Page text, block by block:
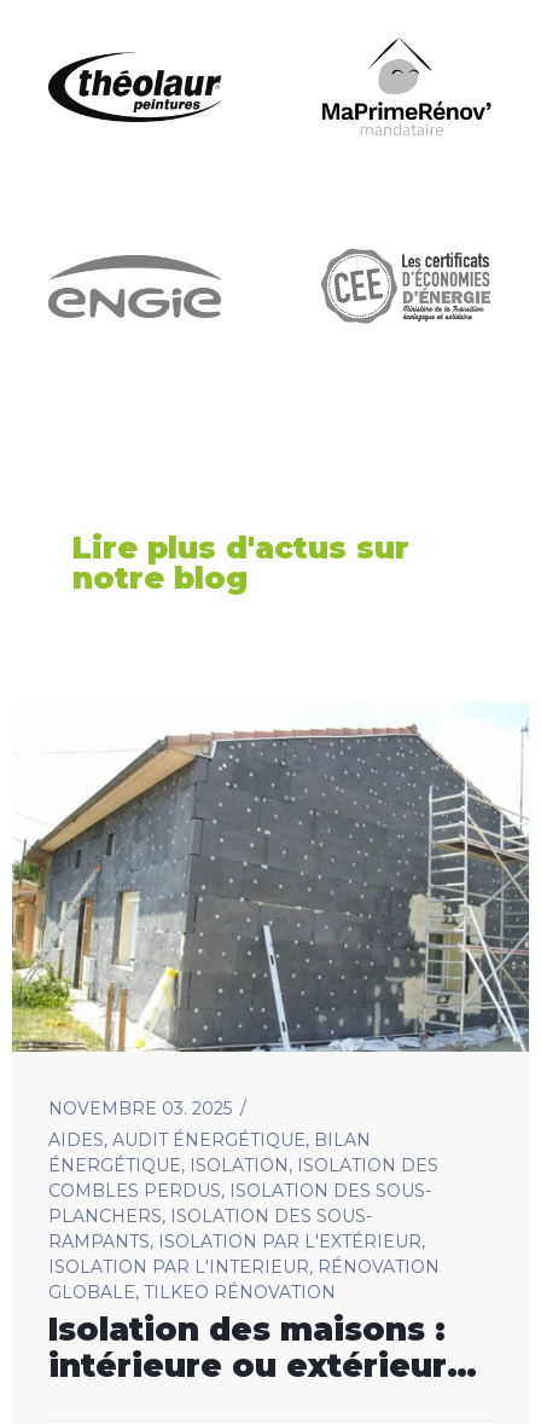
Lire plus d'actus sur
notre blog
NOVEMBRE 03. 2025
AIDES, AUDIT ÉNERGÉTIQUE, BILAN
ÉNERGÉTIQUE, ISOLATION, ISOLATION DES
COMBLES PERDUS, ISOLATION DES SOUS-
PLANCHERS, ISOLATION DES SOUS-
RAMPANTS, ISOLATION PAR L'EXTÉRIEUR,
ISOLATION PAR L'INTERIEUR, RÉNOVATION
GLOBALE, TILKEO RÉNOVATION
Isolation des maisons :
intérieure ou extérieure,